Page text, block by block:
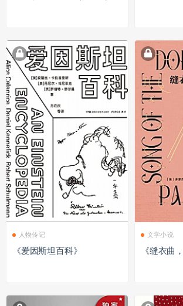
人物传记
《爱因斯坦百科》
文学小说
《缝衣曲